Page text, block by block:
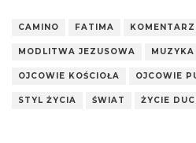
CAMINO FATIMA
MODLITWA JEZUSOWA MUZYKA
OJCOWIE KOŚCIOŁA OJCOWIE
STYL ŻYCIA ŚWIAT ŻYCIE